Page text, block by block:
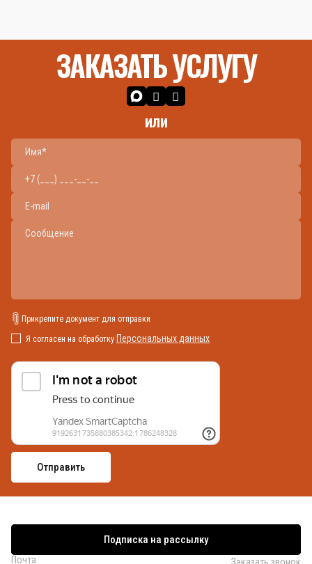
ЗАКАЗАТЬ УСЛУГУ
или
Прикрепите документ для отправки
Я согласен на обработку Персональных данных
Подписка на рассылку
Почта Заказать звонок